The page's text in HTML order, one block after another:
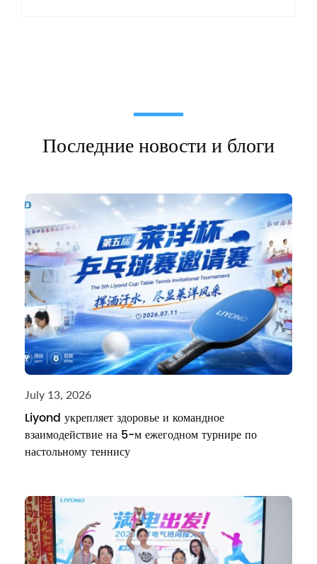
Последние новости и блоги
July 13, 2026
Liyond укрепляет здоровье и командное
взаимодействие на 5-м ежегодном турнире по
настольному теннису